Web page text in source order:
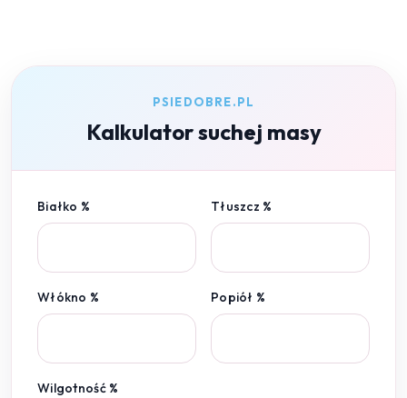
PSIEDOBRE.PL
Kalkulator suchej masy
Białko % Tłuszcz %
Włókno % Popiół %
Wilgotność %